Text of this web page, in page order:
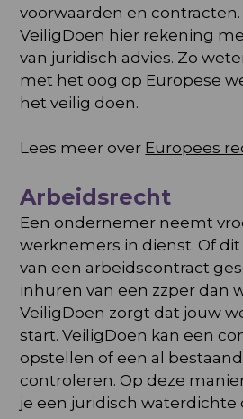
voorwaarden en
VeiligDoen hier rekening
van juridisch advies. Zo
met het oog op Europese
het veilig doen.
Lees meer over Europees
Arbeidsrecht
Een ondernemer neemt
werknemers in dienst. Of
van een arbeidscontract
inhuren van een zzper dan
VeiligDoen zorgt dat jouw
start. VeiligDoen kan een
opstellen of een al
controleren. Op deze
je een juridisch waterdichte